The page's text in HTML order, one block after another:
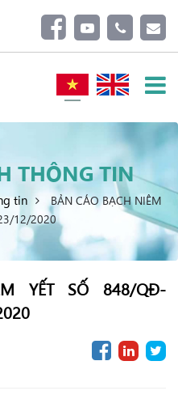
THÔNG TIN
tin
BẢN CÁO BẠCH NIÊM
12/2020
YẾT SỐ 848/QĐ-